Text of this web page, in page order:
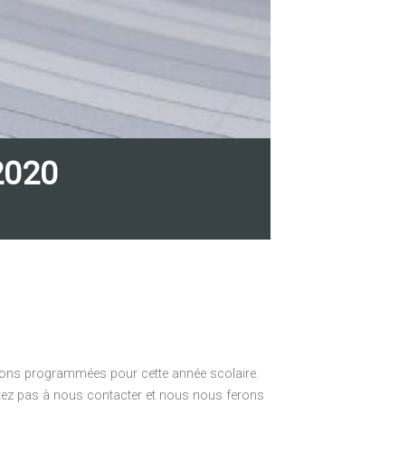
programmées pour cette année scolaire.
pas à nous contacter et nous nous ferons